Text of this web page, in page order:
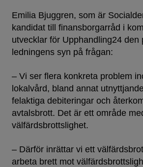
Emilia Bjuggren, som är
kandidat till finansborgarråd i
utvecklar för Upphandling24 den
ledningens syn på frågan:
– Vi ser flera konkreta problem
lokalvård, bland annat
felaktiga debiteringar och
avtalsbrott. Det är ett område
välfärdsbrottslighet.
– Därför inrättar vi ett
arbeta brett mot